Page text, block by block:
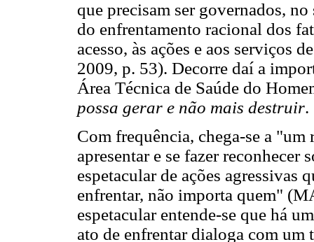
que precisam ser governados,
do enfrentamento racional dos
acesso, às ações e aos serviços
2009, p. 53). Decorre daí a
Área Técnica de Saúde do
possa gerar e não mais destruir.
Com frequência, chega-se a
apresentar e se fazer reconhecer
espetacular de ações agressivas
enfrentar, não importa quem"
espetacular entende-se que há
ato de enfrentar dialoga com